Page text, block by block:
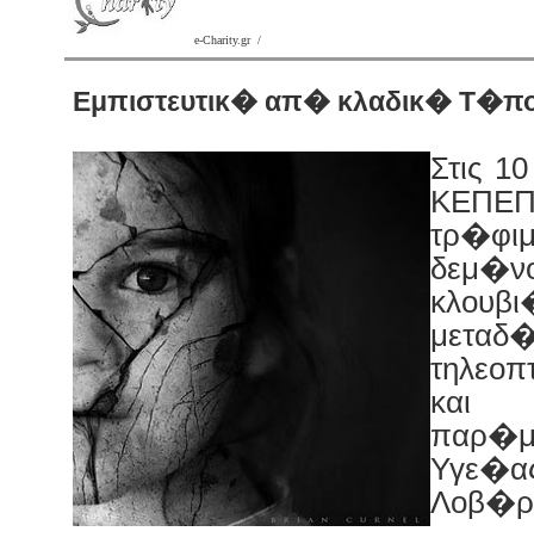
e-Charity.gr /
Εμπιστευτικ� απ� κλαδικ�
Στις
και